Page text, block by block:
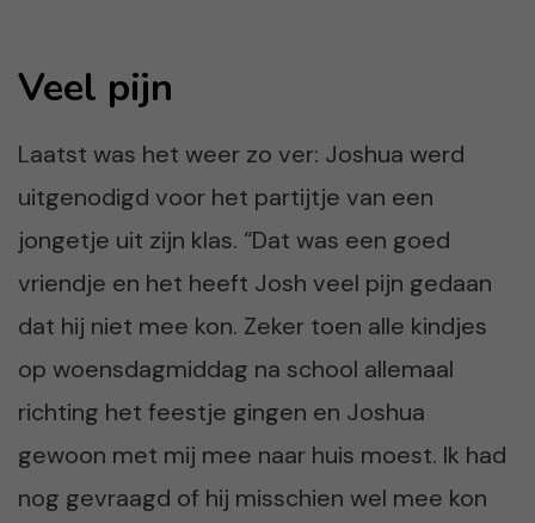
Veel pijn
Laatst was het weer zo ver: Joshua werd
uitgenodigd voor het partijtje van een
jongetje uit zijn klas. “Dat was een goed
vriendje en het heeft Josh veel pijn gedaan
dat hij niet mee kon. Zeker toen alle kindjes
op woensdagmiddag na school allemaal
richting het feestje gingen en Joshua
gewoon met mij mee naar huis moest. Ik had
nog gevraagd of hij misschien wel mee kon